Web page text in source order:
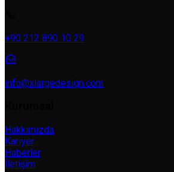
+90 212 890 10 29
info@xlargedesign.com
Hakkımızda
Kariyer
Haberler
İletişim